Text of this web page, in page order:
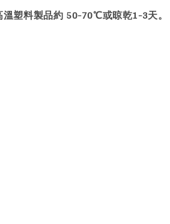
塑料製品約 50-70℃或晾乾1-3天。